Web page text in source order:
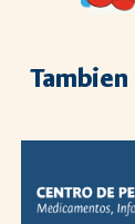
Tambien